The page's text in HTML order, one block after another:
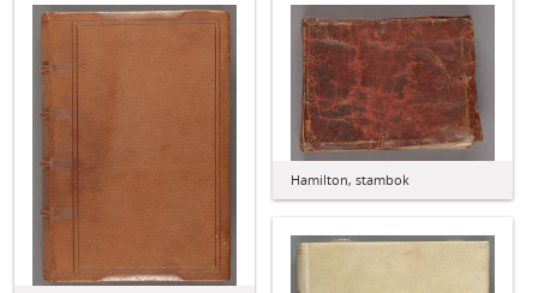
Hamilton, stambok